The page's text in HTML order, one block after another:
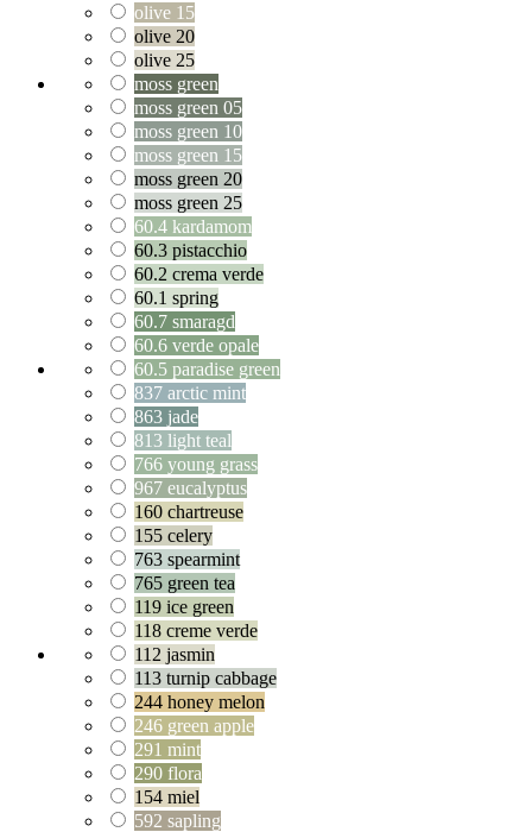
olive 15
olive 20
olive 25
moss green
moss green 05
moss green 10
moss green 15
moss green 20
moss green 25
60.4 kardamom
60.3 pistacchio
60.2 crema verde
60.1 spring
60.7 smaragd
60.6 verde opale
60.5 paradise green
837 arctic mint
863 jade
813 light teal
766 young grass
967 eucalyptus
160 chartreuse
155 celery
763 spearmint
765 green tea
119 ice green
118 creme verde
112 jasmin
113 turnip cabbage
244 honey melon
246 green apple
291 mint
290 flora
154 miel
592 sapling